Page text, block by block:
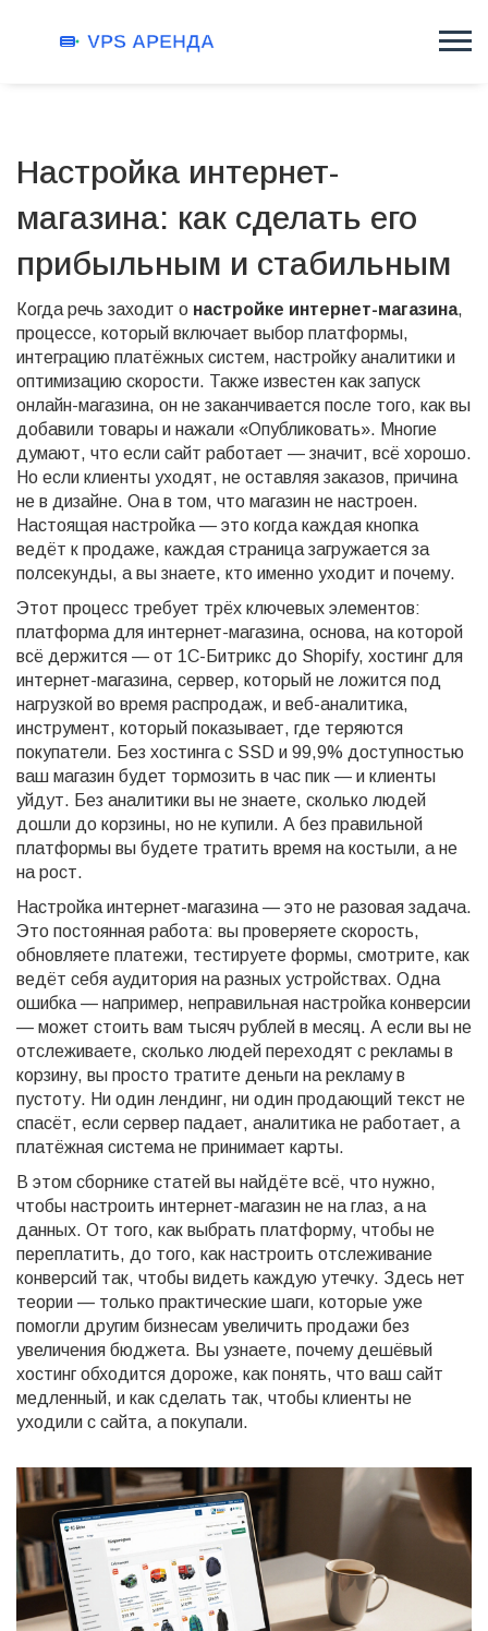
Настройка интернет-
магазина: как сделать его
прибыльным и стабильным
Когда речь заходит о настройке интернет-магазина,
процессе, который включает выбор платформы,
интеграцию платёжных систем, настройку аналитики и
оптимизацию скорости. Также известен как запуск
онлайн-магазина, он не заканчивается после того, как вы
добавили товары и нажали «Опубликовать». Многие
думают, что если сайт работает — значит, всё хорошо.
Но если клиенты уходят, не оставляя заказов, причина
не в дизайне. Она в том, что магазин не настроен.
Настоящая настройка — это когда каждая кнопка
ведёт к продаже, каждая страница загружается за
полсекунды, а вы знаете, кто именно уходит и почему.
Этот процесс требует трёх ключевых элементов:
платформа для интернет-магазина, основа, на которой
всё держится — от 1С-Битрикс до Shopify, хостинг для
интернет-магазина, сервер, который не ложится под
нагрузкой во время распродаж, и веб-аналитика,
инструмент, который показывает, где теряются
покупатели. Без хостинга с SSD и 99,9% доступностью
ваш магазин будет тормозить в час пик — и клиенты
уйдут. Без аналитики вы не знаете, сколько людей
дошли до корзины, но не купили. А без правильной
платформы вы будете тратить время на костыли, а не
на рост.
Настройка интернет-магазина — это не разовая задача.
Это постоянная работа: вы проверяете скорость,
обновляете платежи, тестируете формы, смотрите, как
ведёт себя аудитория на разных устройствах. Одна
ошибка — например, неправильная настройка конверсии
— может стоить вам тысяч рублей в месяц. А если вы не
отслеживаете, сколько людей переходят с рекламы в
корзину, вы просто тратите деньги на рекламу в
пустоту. Ни один лендинг, ни один продающий текст не
спасёт, если сервер падает, аналитика не работает, а
платёжная система не принимает карты.
В этом сборнике статей вы найдёте всё, что нужно,
чтобы настроить интернет-магазин не на глаз, а на
данных. От того, как выбрать платформу, чтобы не
переплатить, до того, как настроить отслеживание
конверсий так, чтобы видеть каждую утечку. Здесь нет
теории — только практические шаги, которые уже
помогли другим бизнесам увеличить продажи без
увеличения бюджета. Вы узнаете, почему дешёвый
хостинг обходится дороже, как понять, что ваш сайт
медленный, и как сделать так, чтобы клиенты не
уходили с сайта, а покупали.